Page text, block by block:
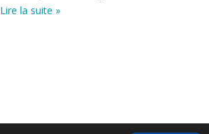
Lire la suite »